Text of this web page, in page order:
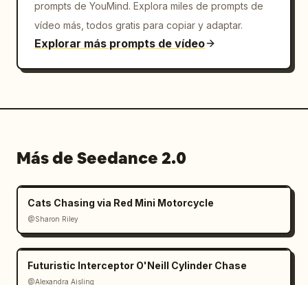
prompts de YouMind. Explora miles de prompts de
vídeo más, todos gratis para copiar y adaptar.
Explorar más prompts de vídeo
Más de Seedance 2.0
Cats Chasing via Red Mini Motorcycle
@Sharon Riley
Futuristic Interceptor O'Neill Cylinder Chase
@Alexandra Aisling